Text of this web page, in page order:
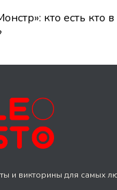
кто есть кто в
и викторины для самых